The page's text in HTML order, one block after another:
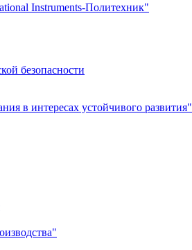
Instruments-Политехник"
безопасности
в интересах устойчивого развития"